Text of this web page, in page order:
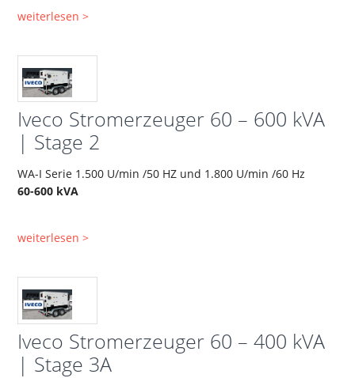
weiterlesen >
Iveco Stromerzeuger 60 – 600 kVA
| Stage 2
WA-I Serie 1.500 U/min /50 HZ und 1.800 U/min /60 Hz
60-600 kVA
weiterlesen >
Iveco Stromerzeuger 60 – 400 kVA
| Stage 3A